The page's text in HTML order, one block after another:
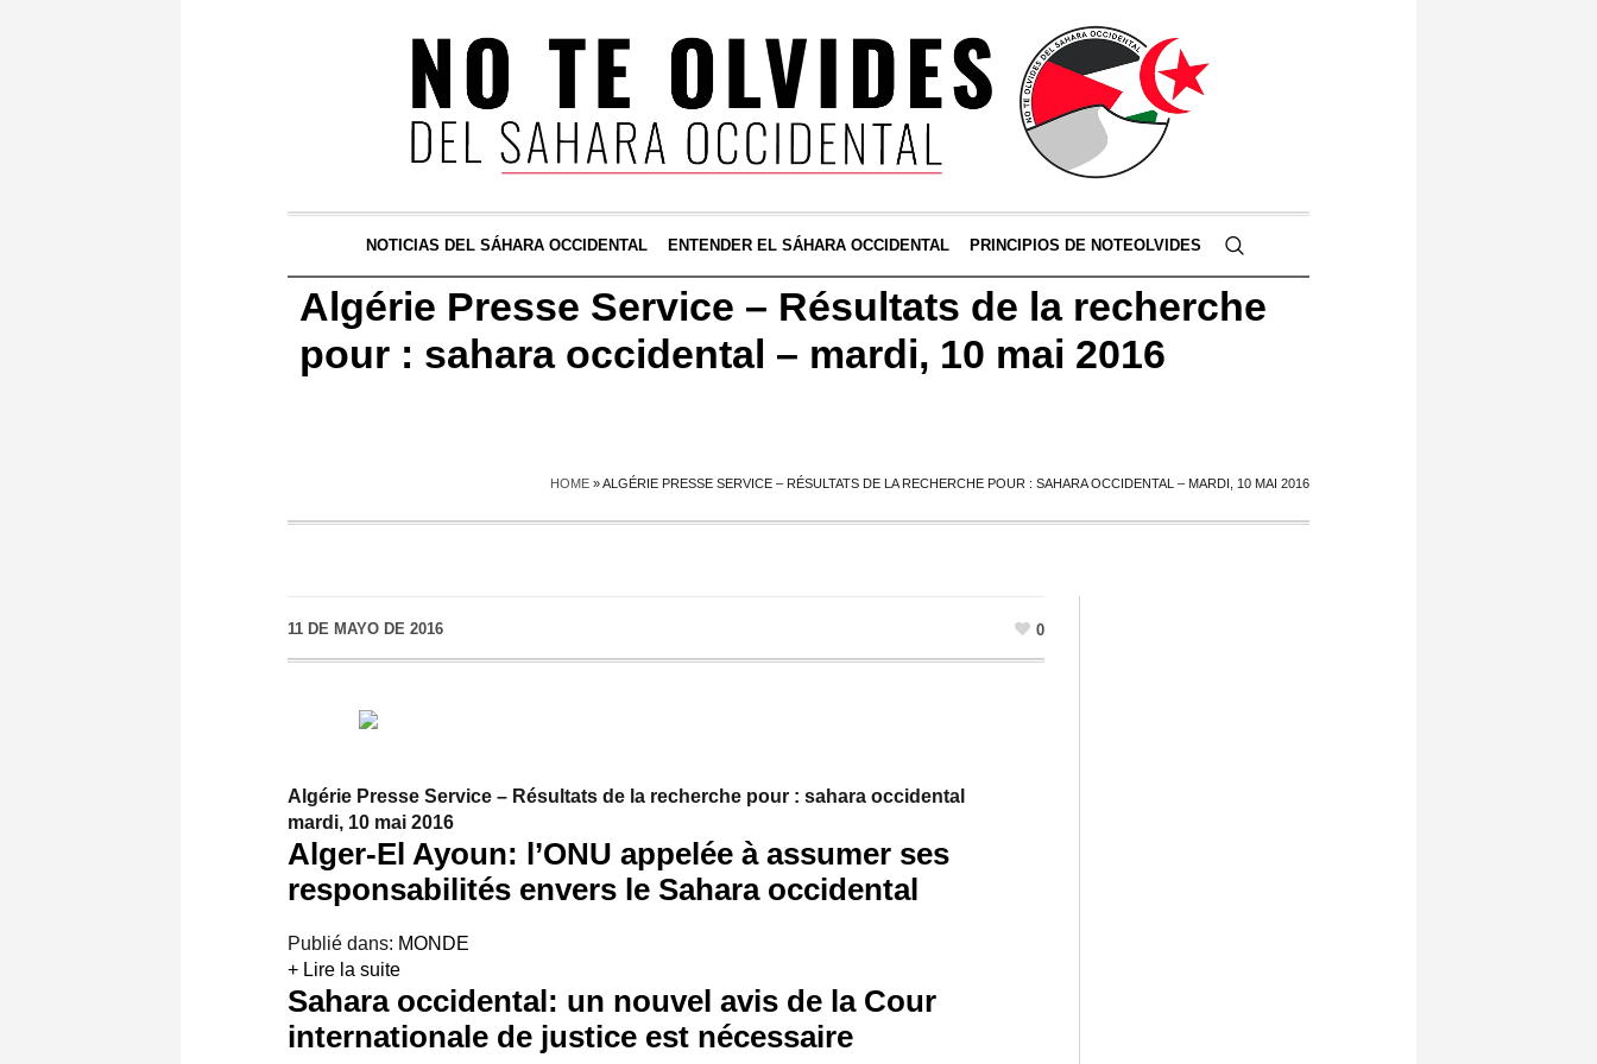
NOTICIAS DEL SÁHARA OCCIDENTAL ENTENDER EL SÁHARA OCCIDENTAL PRINCIPIOS DE NOTEOLVIDES
Algérie Presse Service – Résultats de la recherche
pour : sahara occidental – mardi, 10 mai 2016
HOME »ALGÉRIE PRESSE SERVICE – RÉSULTATS DE LA RECHERCHE POUR : SAHARA OCCIDENTAL – MARDI, 10 MAI 2016
11 DE MAYO DE 2016 0
Algérie Presse Service – Résultats de la recherche pour : sahara occidental
mardi, 10 mai 2016
Alger-El Ayoun: l’ONU appelée à assumer ses
responsabilités envers le Sahara occidental
Publié dans: MONDE
+ Lire la suite
Sahara occidental: un nouvel avis de la Cour
internationale de justice est nécessaire